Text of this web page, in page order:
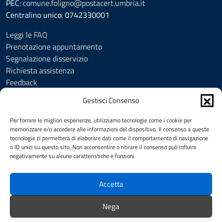
Gestisci Consenso
Per fornire le migliori esperienze, utilizziamo tecnologie come i cookie per
memorizzare e/o accedere alle informazioni del dispositivo. Il consenso a queste
tecnologie ci permetterà di elaborare dati come il comportamento di navigazione
o ID unici su questo sito. Non acconsentire o ritirare il consenso può influire
negativamente su alcune caratteristiche e funzioni.
Accetta
Nega
PEC:comune.foligno@postacert.umbria.it
Centralino unico: 0742330001
Leggi le FAQ
Prenotazione appuntamento
Segnalazione disservizio
Richiesta assistenza
Feedback
Informativa privacy
Cookie Policy (UE)
Social Media Policy
Note legali
SEGUICI SU
Facebook YouTube